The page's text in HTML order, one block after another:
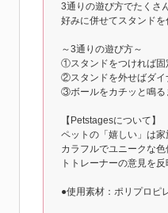
3通りの遊び方でたくさ
好みに併せてスタンドを
～3通りの遊び方～
①スタンドをつければ固
②スタンドを外せばダイ
③ボールをカチッと鳴る
【Petstagesについて】
ペットの「嬉しい」は
カラフルでユニークな
トトレーナーの意見を
●使用素材：ポリプロピ